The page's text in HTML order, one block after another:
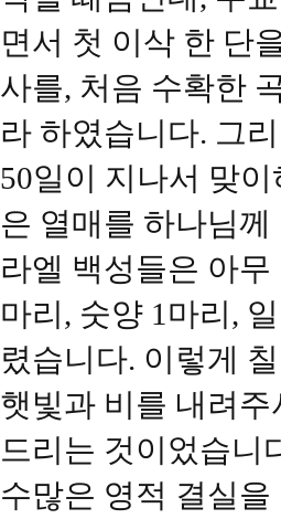
면서 첫 이삭 한 단
사를, 처음 수확한
라 하였습니다. 그
50일이 지나서 맞
은 열매를 하나님
라엘 백성들은 아
마리, 숫양 1마리,
렸습니다. 이렇게
햇빛과 비를 내려
드리는 것이었습니
수많은 영적 결실